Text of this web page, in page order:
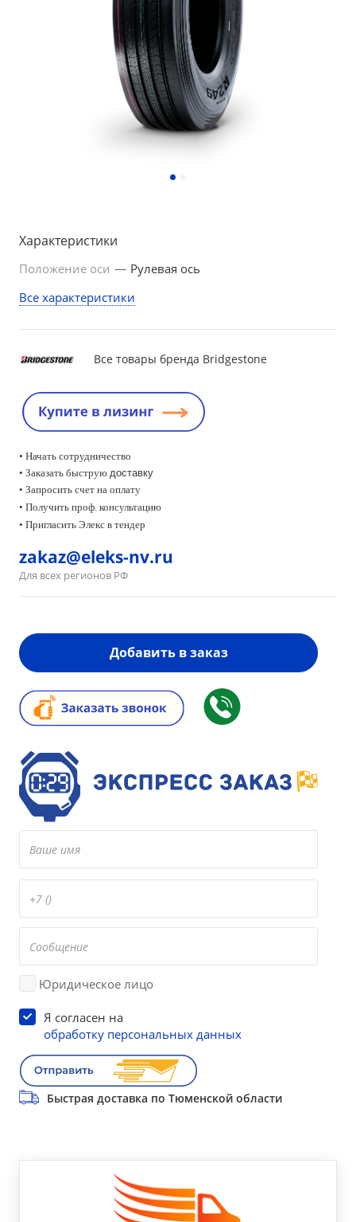
Характеристики
Положение оси — Рулевая ось
Все характеристики
Все товары бренда Bridgestone
• Начать сотрудничество
• Заказать быструю доставку
• Запросить счет на оплату
• Получить проф. консультацию
• Пригласить Элекс в тендер
zakaz@eleks-nv.ru
Для всех регионов РФ
Добавить в заказ
Юридическое лицо
Я согласен на
обработку персональных данных
Быстрая доставка по Тюменской области